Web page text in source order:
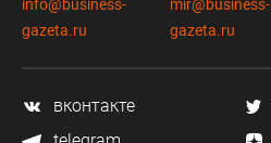
info@business-
gazeta.ru
mir@business-
gazeta.ru
вконтакте